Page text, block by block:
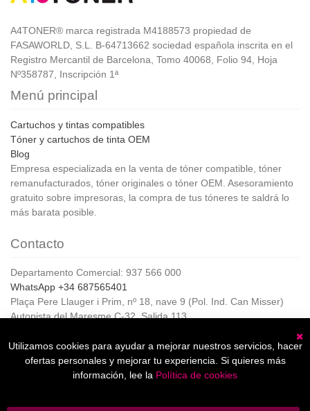
A4TONER® marca registrada M4188573 propiedad de
FASAWORLD, S.L. B-64713662 sociedad española inscrita en el
Registro Mercantil de Barcelona, Tomo 40068, Folio 94, Hoja
Nº358787, Inscripción 1ª
Menú principal
Cartuchos y tintas compatibles
Tóner y cartuchos de tinta OEM
Blog
Empresa especializada en la venta de tóner compatible, tóner
remanufacturados, tóner originales o tóner OEM. Asesoramiento
gratuito sobre impresoras, la compra de tus tóneres te saldrá lo
más barata posible.
Contacto
Departamento Comercial: 937 566 000
WhatsApp +34 687565401
Plaça Pere Llauger i Prim, nº 18, nave 9 (Pol. Ind. Can Misser)
Autopista del Maresme C-32, Salida 113
Horario de Atención al cliente:
De lunes a jueves de 8:00 a 17:00,
Viernes de 8:00 a 15:00
Utilizamos cookies para ayudar a mejorar nuestros servicios, hacer
ofertas personales y mejorar tu experiencia. Si quieres más
información, lee la Política de cookies